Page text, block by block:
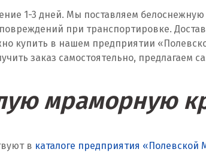
1-3 дней. Мы поставляем
при транспортировке.
купить в нашем предприятии
заказ самостоятельно, предлагаем
мраморную
в каталоге предприятия «Полевской